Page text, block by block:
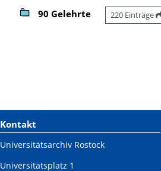
90 Gelehrte 220 Einträge
Kontakt
Universitätsarchiv Rostock
Universitätsplatz 1